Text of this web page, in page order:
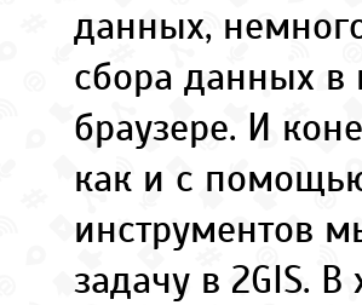
данных,
сбора данных
браузере. И
как и с
инструментов
задачу в 2GIS. В